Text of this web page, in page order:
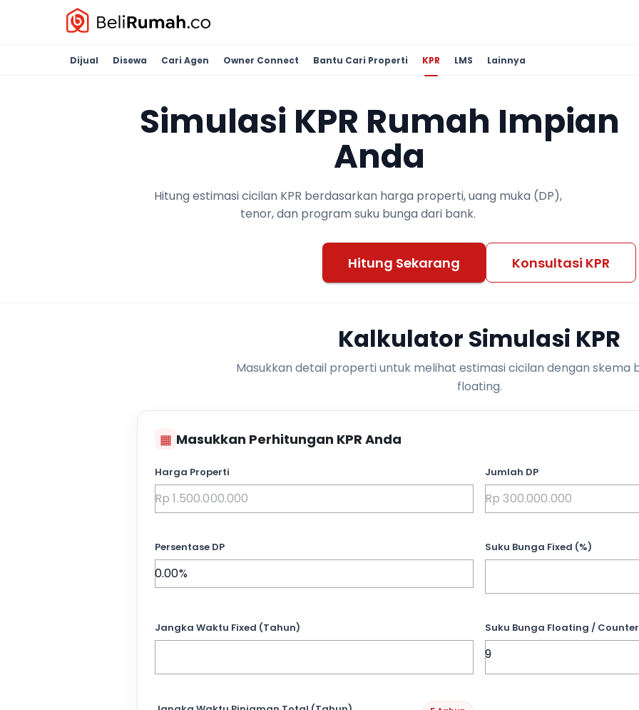
Dijual Disewa Cari Agen Owner Connect Bantu Cari Properti KPR LMS Lainnya
Simulasi KPR Rumah Impian
Anda
Hitung estimasi cicilan KPR berdasarkan harga properti, uang muka (DP),
tenor, dan program suku bunga dari bank.
Hitung Sekarang Konsultasi KPR
Kalkulator Simulasi KPR
Masukkan detail properti untuk melihat estimasi cicilan dengan skema
floating.
▦ Masukkan Perhitungan KPR Anda
Harga Properti Jumlah DP
Persentase DP Suku Bunga Fixed (%)
Jangka Waktu Fixed (Tahun) Suku Bunga Floating /